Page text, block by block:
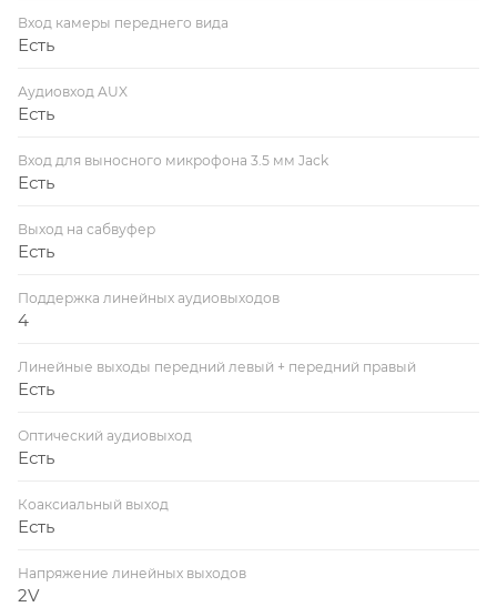
Вход камеры переднего вида
Есть
Аудиовход AUX
Есть
Вход для выносного микрофона 3.5 мм Jack
Есть
Выход на сабвуфер
Есть
Поддержка линейных аудиовыходов
4
Линейные выходы передний левый + передний правый
Есть
Оптический аудиовыход
Есть
Коаксиальный выход
Есть
Напряжение линейных выходов
2V